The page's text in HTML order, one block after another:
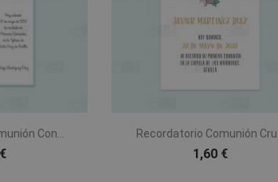
Con... Vista rápida
Recordatorio Comunión
1,60 €